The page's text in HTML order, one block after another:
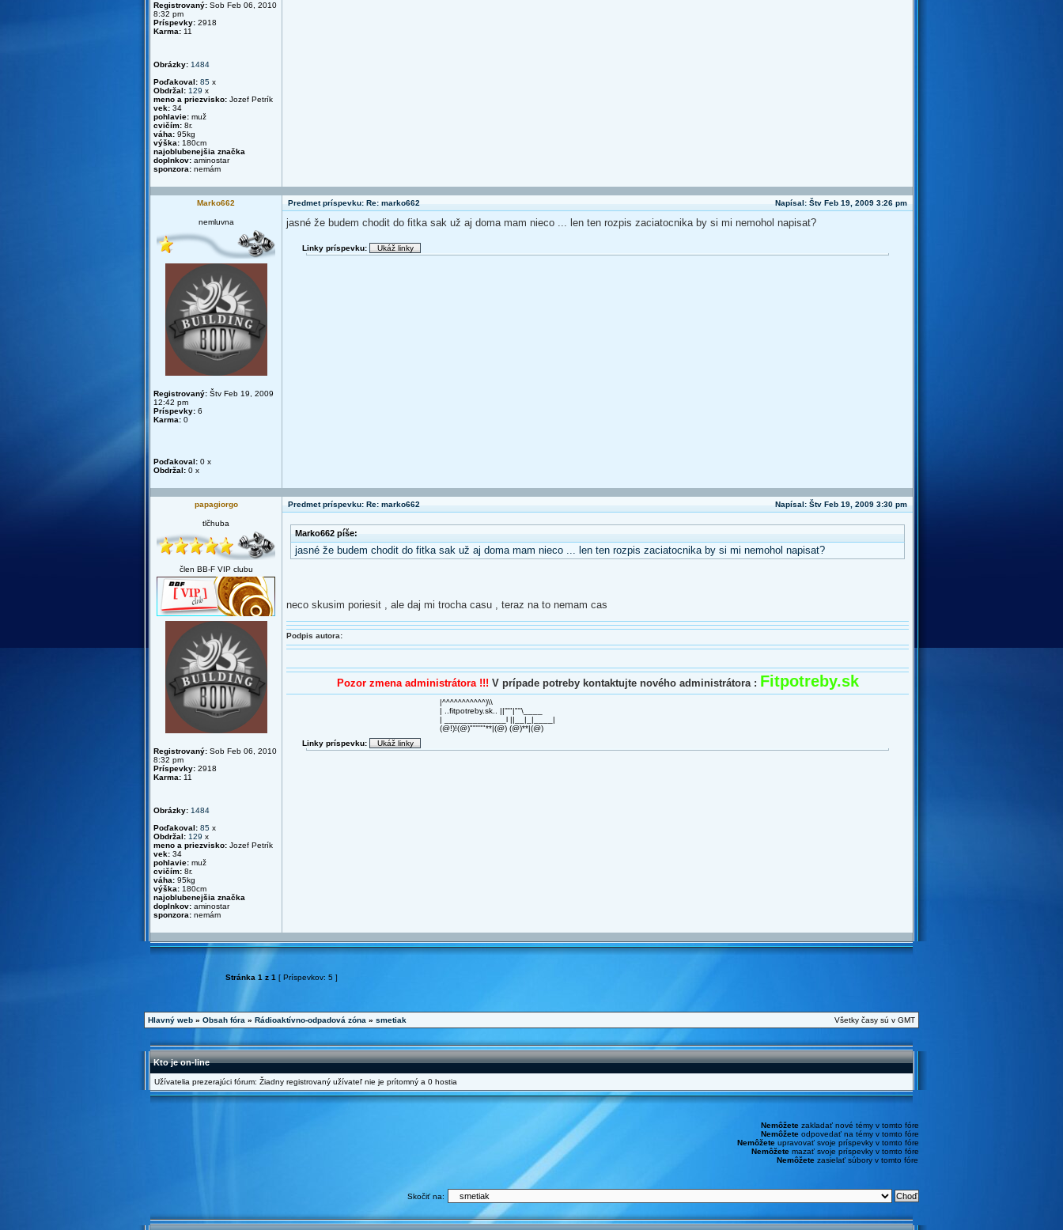
Registrovaný: Sob Feb 06, 2010
8:32 pm
Príspevky: 2918
Karma: 11
Obrázky: 1484
Poďakoval: 85 x
Obdržal: 129 x
meno a priezvisko: Jozef Petrík
vek: 34
pohlavie: muž
cvičím: 8r.
váha: 95kg
výška: 180cm
najoblubenejšia značka
doplnkov: aminostar
sponzora: nemám
Marko662 Predmet príspevku: Re: marko662 Napísal: Štv Feb 19, 2009 3:26 pm
nemluvna
Registrovaný: Štv Feb 19, 2009
12:42 pm
Príspevky: 6
Karma: 0
Poďakoval: 0 x
Obdržal: 0 x
jasné že budem chodit do fitka sak už aj doma mam nieco ... len ten rozpis zaciatocnika by si mi nemohol napisat?
Linky príspevku:
papagiorgo Predmet príspevku: Re: marko662 Napísal: Štv Feb 19, 2009 3:30 pm
tlčhuba
člen BB-F VIP clubu
Registrovaný: Sob Feb 06, 2010
8:32 pm
Príspevky: 2918
Karma: 11
Obrázky: 1484
Poďakoval: 85 x
Obdržal: 129 x
meno a priezvisko: Jozef Petrík
vek: 34
pohlavie: muž
cvičím: 8r.
váha: 95kg
výška: 180cm
najoblubenejšia značka
doplnkov: aminostar
sponzora: nemám
Marko662 píše:
jasné že budem chodit do fitka sak už aj doma mam nieco ... len ten rozpis zaciatocnika by si mi nemohol napisat?
neco skusim poriesit , ale daj mi trocha casu , teraz na to nemam cas
Podpis autora:
Pozor zmena administrátora !!! V prípade potreby kontaktujte nového administrátora : Fitpotreby.sk
| ..fitpotreby.sk.. ||'""|""\____
| _____________l ||__|_|____|
(@!)!(@)"""""**|(@) (@)**|(@)
Linky príspevku:
Stránka 1 z 1 [ Príspevkov: 5 ]
Hlavný web » Obsah fóra » Rádioaktívno-odpadová zóna » smetiak Všetky časy sú v GMT
Kto je on-line
Užívatelia prezerajúci fórum: Žiadny registrovaný užívateľ nie je prítomný a 0 hostia
Nemôžete zakladať nové témy v tomto fóre
Nemôžete odpovedať na témy v tomto fóre
Nemôžete upravovať svoje príspevky v tomto fóre
Nemôžete mazať svoje príspevky v tomto fóre
Nemôžete zasielať súbory v tomto fóre
Skočiť na: